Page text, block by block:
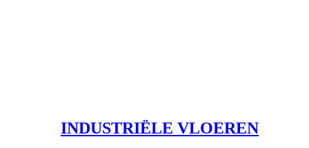
INDUSTRIËLE VLOEREN